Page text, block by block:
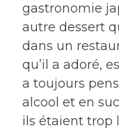
gastronomie
autre dessert
dans un
qu’il a adoré,
a toujours
alcool et en
ils étaient trop